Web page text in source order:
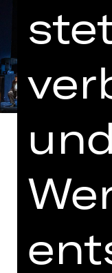
In
und
In
und